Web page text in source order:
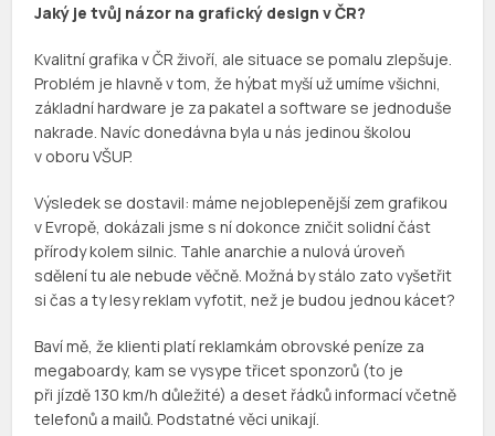
Jaký je tvůj názor na grafický design v ČR?
Kvalitní grafika v ČR živoří, ale situace se pomalu zlepšuje.
Problém je hlavně v tom, že hýbat myší už umíme všichni,
základní hardware je za pakatel a software se jednoduše
nakrade. Navíc donedávna byla u nás jedinou školou
v oboru VŠUP.
Výsledek se dostavil: máme nejoblepenější zem grafikou
v Evropě, dokázali jsme s ní dokonce zničit solidní část
přírody kolem silnic. Tahle anarchie a nulová úroveň
sdělení tu ale nebude věčně. Možná by stálo zato vyšetřit
si čas a ty lesy reklam vyfotit, než je budou jednou kácet?
Baví mě, že klienti platí reklamkám obrovské peníze za
megaboardy, kam se vysype třicet sponzorů (to je
při jízdě 130 km/h důležité) a deset řádků informací včetně
telefonů a mailů. Podstatné věci unikají.